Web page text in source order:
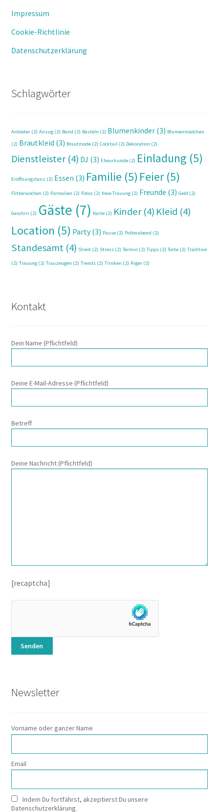
Impressum
Cookie-Richtlinie
Datenschutzerklärung
Schlagwörter
Anbieter(2) Anzug(2) Band (2) Basteln (2) Blumenkinder(3) Blumenmädchen
(2) Brautkleid (3) Brautmode(2) Cocktail(2) Dekoration (2)
Dienstleister(4) DJ (3) Eheurkunde(2) Einladung (5)
Eröffnungstanz (2) Essen (3) Familie (5) Feier(5)
Flitterwochen (2) Formalien (2) Fotos(2) freie Trauung(2) Freunde (3) Geld (2)
Geschirr(2) Gäste (7) Karte(2) Kinder(4) Kleid (4)
Location (5) Party(3) Pause(2) Polterabend (2)
Standesamt(4) Streit(2) Stress(2) Termin (2) Tipps(2) Torte(2) Tradition
(2) Trauung(2) Trauzeugen (2) Trends(2) Trinken (2) Ärger(2)
Kontakt
Dein Name (Pflichtfeld)
Deine E-Mail-Adresse (Pflichtfeld)
Betreff
Deine Nachricht (Pflichtfeld)
[recaptcha]
Newsletter
Vorname oder ganzer Name
Email
Indem Du fortfährst, akzeptierst Du unsere
Datenschutzerklärung.